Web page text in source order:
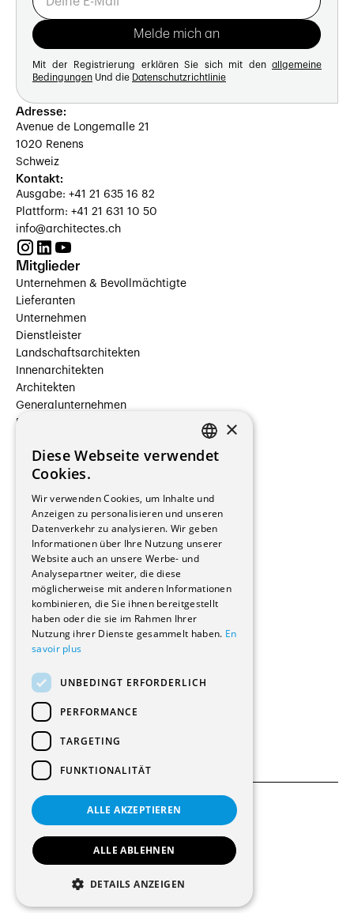
Mit der Registrierung erklären Sie sich mit den allgemeine
Bedingungen Und die Datenschutzrichtlinie
Adresse:
Avenue de Longemalle 21
1020 Renens
Schweiz
Kontakt:
Ausgabe: +41 21 635 16 82
Plattform: +41 21 631 10 50
info@architectes.ch
Mitglieder
Unternehmen & Bevollmächtigte
Lieferanten
Unternehmen
Dienstleister
Landschaftsarchitekten
Innenarchitekten
Architekten
Generalunternehmen
Beauftragte Unternehmen
Hersteller/Lieferanten
Bauherrschaften
Immobilienverwaltungsgesellschaften
Stockwerkeigentum
Reportagen
Wohnungen
Renovierungen
Innere Umbauten
Gastgewerbe und Tourismus
Verwaltungsgebäude und Geschäfte
Schuleinrichtungen
Medizinische Einrichtungen
Kultur - Sport - Freizeit
Industrie - Handwerk
Transport und Parkplätze
Diverse Bauten
© 2026 Alle Rechte vorbehalten
Allgemeine Bedingungen
FRENCH
×
Diese Webseite verwendet
Cookies.
Wir verwenden Cookies, um Inhalte und
Anzeigen zu personalisieren und unseren
Datenverkehr zu analysieren. Wir geben
Informationen über Ihre Nutzung unserer
Website auch an unsere Werbe- und
Analysepartner weiter, die diese
möglicherweise mit anderen Informationen
kombinieren, die Sie ihnen bereitgestellt
haben oder die sie im Rahmen Ihrer
Nutzung ihrer Dienste gesammelt haben. En
savoir plus
UNBEDINGT ERFORDERLICH
PERFORMANCE
TARGETING
FUNKTIONALITÄT
ALLE AKZEPTIEREN
ALLE ABLEHNEN
DETAILS ANZEIGEN